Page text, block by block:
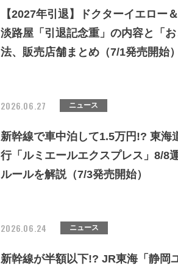
【2027年引退】ドクターイエロー
淡路屋「引退記念重」の内容と「
法、販売店舗まとめ（7/1発売開始）
2026.06.27 ニュース
新幹線で車中泊して1.5万円!? 東海
行「ルミエールエクスプレス」8/8
ルールを解説（7/3発売開始）
2026.06.24 ニュース
新幹線が半額以下!? JR東海「静岡ユース★おでかけき